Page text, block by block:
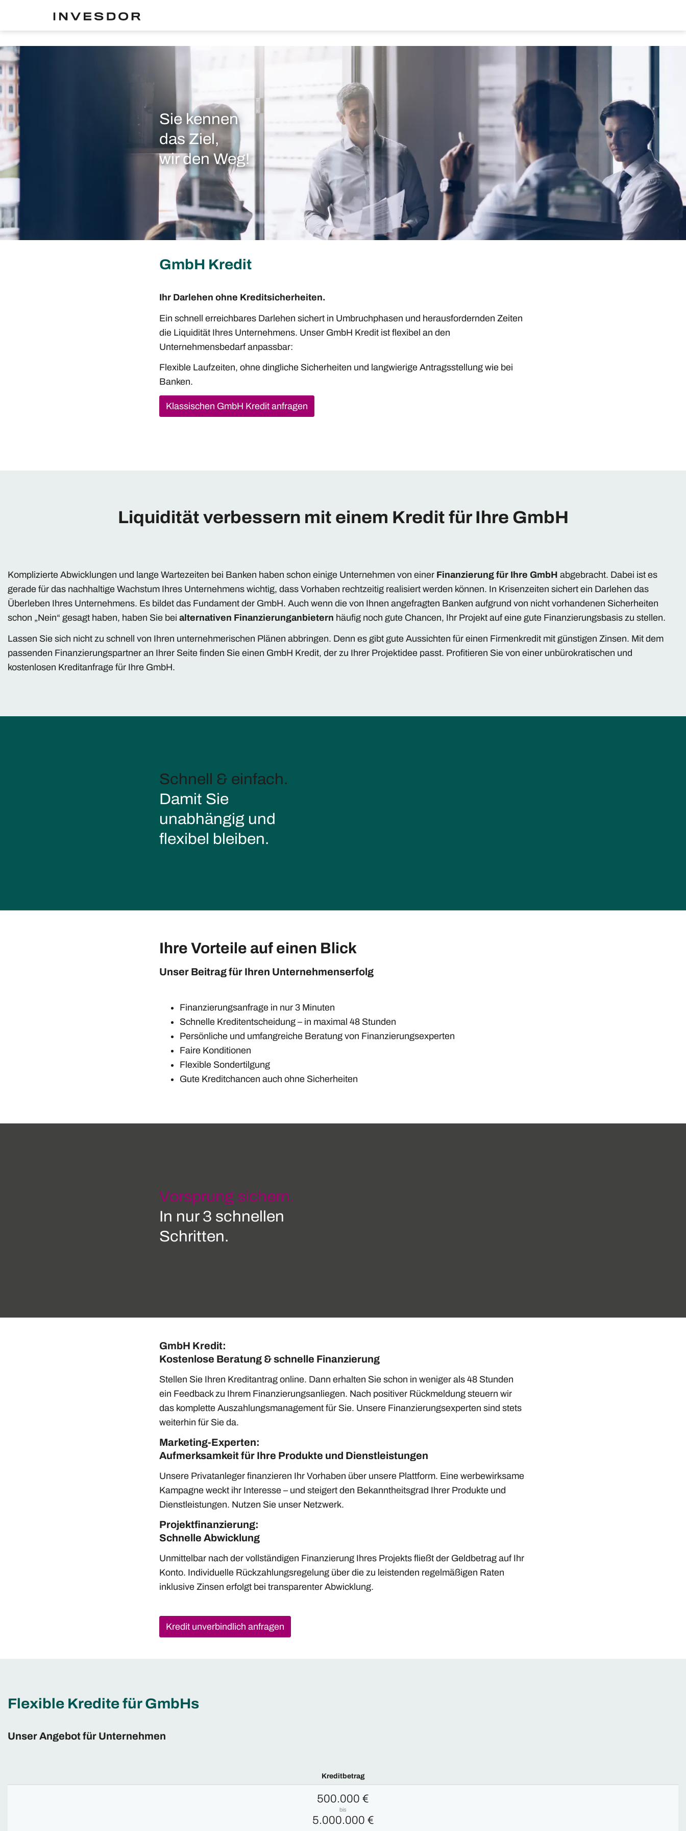
Sie kennen
das Ziel,
wir den Weg!
GmbH Kredit
Ihr Darlehen ohne Kreditsicherheiten.
Ein schnell erreichbares Darlehen sichert in Umbruchphasen und herausfordernden Zeiten
die Liquidität Ihres Unternehmens. Unser GmbH Kredit ist flexibel an den
Unternehmensbedarf anpassbar:
Flexible Laufzeiten, ohne dingliche Sicherheiten und langwierige Antragsstellung wie bei
Banken.
Klassischen GmbH Kredit anfragen
Liquidität verbessern mit einem Kredit für Ihre GmbH
Komplizierte Abwicklungen und lange Wartezeiten bei Banken haben schon einige Unternehmen von einer Finanzierung für Ihre GmbH abgebracht. Dabei ist es
gerade für das nachhaltige Wachstum Ihres Unternehmens wichtig, dass Vorhaben rechtzeitig realisiert werden können. In Krisenzeiten sichert ein Darlehen das
Überleben Ihres Unternehmens. Es bildet das Fundament der GmbH. Auch wenn die von Ihnen angefragten Banken aufgrund von nicht vorhandenen Sicherheiten
schon „Nein“ gesagt haben, haben Sie bei alternativen Finanzierunganbietern häufig noch gute Chancen, Ihr Projekt auf eine gute Finanzierungsbasis zu stellen.
Lassen Sie sich nicht zu schnell von Ihren unternehmerischen Plänen abbringen. Denn es gibt gute Aussichten für einen Firmenkredit mit günstigen Zinsen. Mit dem
passenden Finanzierungspartner an Ihrer Seite finden Sie einen GmbH Kredit, der zu Ihrer Projektidee passt. Profitieren Sie von einer unbürokratischen und
kostenlosen Kreditanfrage für Ihre GmbH.
Schnell & einfach.
Damit Sie
unabhängig und
flexibel bleiben.
Ihre Vorteile auf einen Blick
Unser Beitrag für Ihren Unternehmenserfolg
Finanzierungsanfrage in nur 3 Minuten
Schnelle Kreditentscheidung – in maximal 48 Stunden
Persönliche und umfangreiche Beratung von Finanzierungsexperten
Faire Konditionen
Flexible Sondertilgung
Gute Kreditchancen auch ohne Sicherheiten
Vorsprung sichern.
In nur 3 schnellen
Schritten.
GmbH Kredit:
Kostenlose Beratung & schnelle Finanzierung
Stellen Sie Ihren Kreditantrag online. Dann erhalten Sie schon in weniger als 48 Stunden
ein Feedback zu Ihrem Finanzierungsanliegen. Nach positiver Rückmeldung steuern wir
das komplette Auszahlungsmanagement für Sie. Unsere Finanzierungsexperten sind stets
weiterhin für Sie da.
Marketing-Experten:
Aufmerksamkeit für Ihre Produkte und Dienstleistungen
Unsere Privatanleger finanzieren Ihr Vorhaben über unsere Plattform. Eine werbewirksame
Kampagne weckt ihr Interesse – und steigert den Bekanntheitsgrad Ihrer Produkte und
Dienstleistungen. Nutzen Sie unser Netzwerk.
Projektfinanzierung:
Schnelle Abwicklung
Unmittelbar nach der vollständigen Finanzierung Ihres Projekts fließt der Geldbetrag auf Ihr
Konto. Individuelle Rückzahlungsregelung über die zu leistenden regelmäßigen Raten
inklusive Zinsen erfolgt bei transparenter Abwicklung.
Kredit unverbindlich anfragen
Flexible Kredite für GmbHs
Unser Angebot für Unternehmen
Kreditbetrag
500.000 €
bis
5.000.000 €